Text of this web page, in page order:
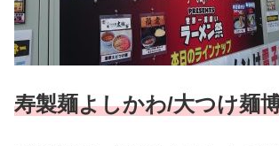
寿製麺よしかわ/大つけ麺